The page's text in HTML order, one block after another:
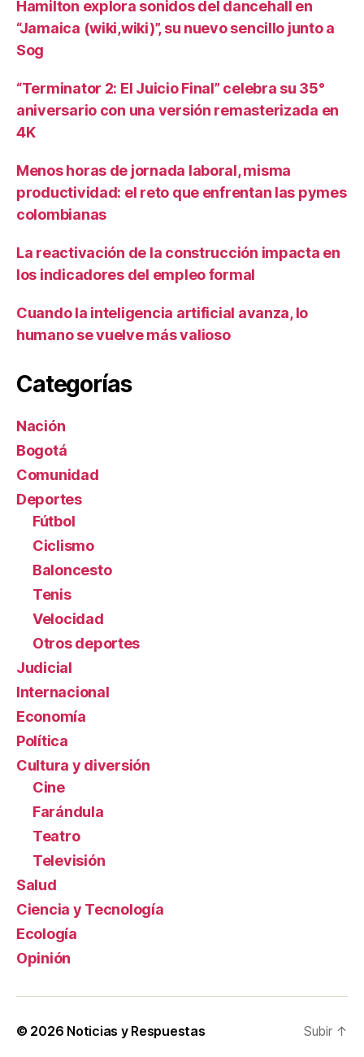
Hamilton explora sonidos del dancehall en
“Jamaica (wiki,wiki)”, su nuevo sencillo junto a
Sog
“Terminator 2: El Juicio Final” celebra su 35°
aniversario con una versión remasterizada en
4K
Menos horas de jornada laboral, misma
productividad: el reto que enfrentan las pymes
colombianas
La reactivación de la construcción impacta en
los indicadores del empleo formal
Cuando la inteligencia artificial avanza, lo
humano se vuelve más valioso
Categorías
Nación
Bogotá
Comunidad
Deportes
Fútbol
Ciclismo
Baloncesto
Tenis
Velocidad
Otros deportes
Judicial
Internacional
Economía
Política
Cultura y diversión
Cine
Farándula
Teatro
Televisión
Salud
Ciencia y Tecnología
Ecología
Opinión
© 2026 Noticias y Respuestas Subir ↑